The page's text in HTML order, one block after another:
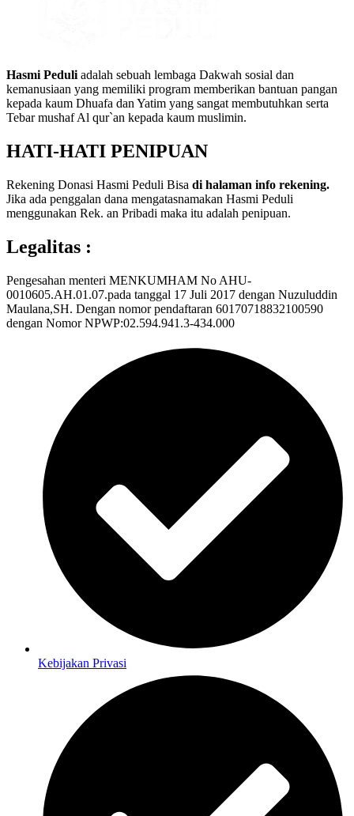
Hasmi Peduli adalah sebuah lembaga Dakwah sosial dan
kemanusiaan yang memiliki program memberikan bantuan pangan
kepada kaum Dhuafa dan Yatim yang sangat membutuhkan serta
Tebar mushaf Al qur`an kepada kaum muslimin.
HATI-HATI PENIPUAN
Rekening Donasi Hasmi Peduli Bisa di halaman info rekening.
Jika ada penggalan dana mengatasnamakan Hasmi Peduli
menggunakan Rek. an Pribadi maka itu adalah penipuan.
Legalitas :
Pengesahan menteri MENKUMHAM No AHU-
0010605.AH.01.07.pada tanggal 17 Juli 2017 dengan Nuzuluddin
Maulana,SH. Dengan nomor pendaftaran 60170718832100590
dengan Nomor NPWP:02.594.941.3-434.000
Kebijakan Privasi